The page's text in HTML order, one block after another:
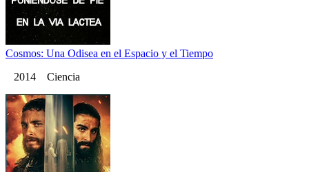
Cosmos: Una Odisea en el Espacio y el Tiempo
2014 Ciencia